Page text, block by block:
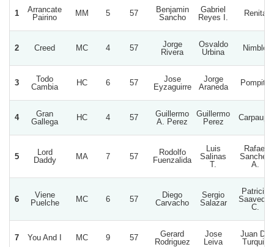
1
Arrancate
Pairino
MM 5 57
Benjamin
Sancho
Gabriel
Reyes I.
Renita
2 Creed MC 4 57
Jorge
Rivera
Osvaldo
Urbina
Nimble
3
Todo
Cambia
HC 6 57
Jose
Eyzaguirre
Jorge
Araneda
Pompita
4
Gran
Gallega
HC 4 57
Guillermo
A. Perez
Guillermo
Perez
Carpaupa
5
Lord
Daddy
MA 7 57
Rodolfo
Fuenzalida
Luis
Salinas
T.
Rafael
Sanchez
A.
6
Viene
Puelche
MC 6 57
Diego
Carvacho
Sergio
Salazar
Patricio
Saavedra
C.
7 You And I MC 9 57
Gerard
Rodriguez
Jose
Leiva
Juan De
Turquia